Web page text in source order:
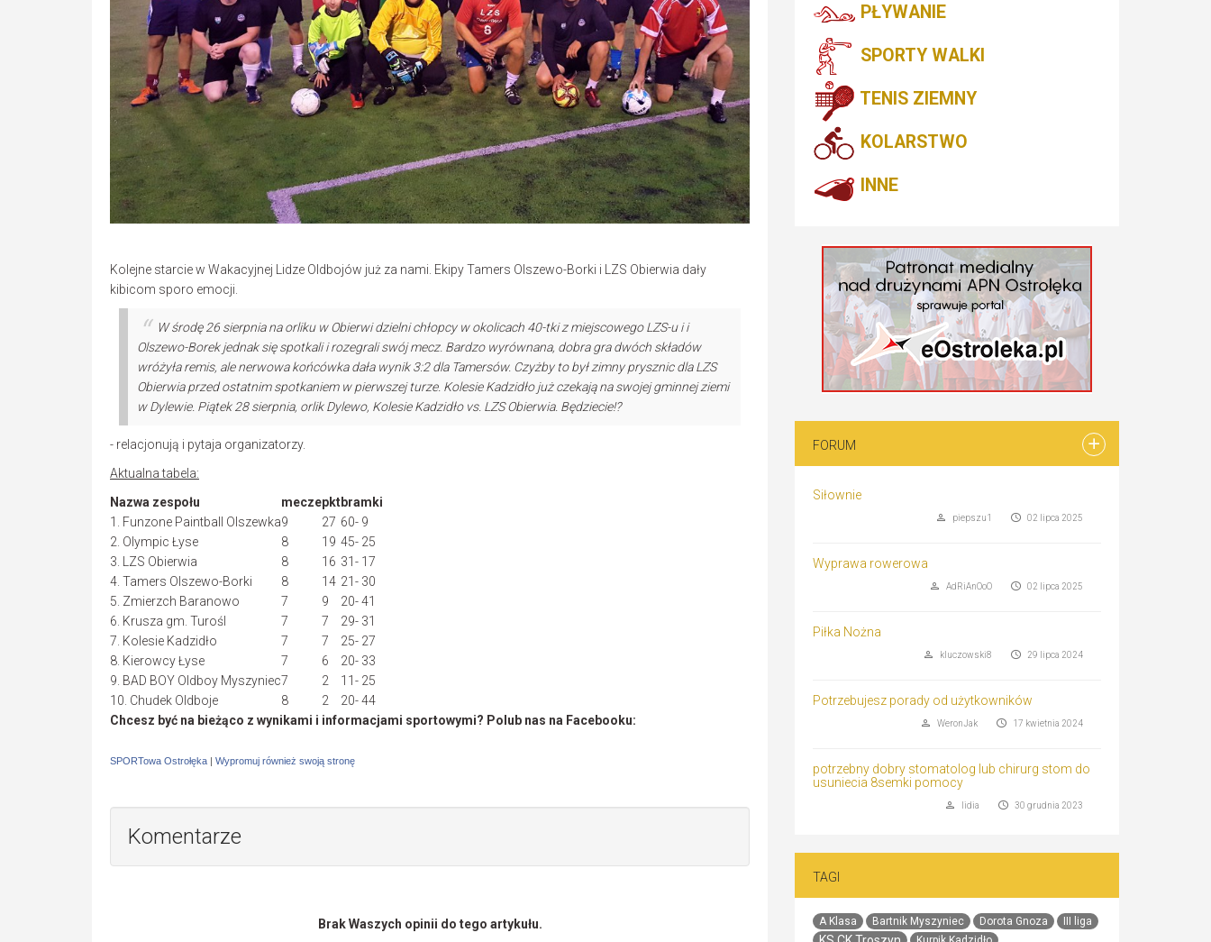
Kolejne starcie w Wakacyjnej Lidze Oldbojów już za nami. Ekipy Tamers Olszewo-Borki i LZS Obierwia dały
kibicom sporo emocji.
W środę 26 sierpnia na orliku w Obierwi dzielni chłopcy w okolicach 40-tki z miejscowego LZS-u i i
Olszewo-Borek jednak się spotkali i rozegrali swój mecz. Bardzo wyrównana, dobra gra dwóch składów
wróżyła remis, ale nerwowa końcówka dała wynik 3:2 dla Tamersów. Czyżby to był zimny prysznic dla LZS
Obierwia przed ostatnim spotkaniem w pierwszej turze. Kolesie Kadzidło już czekają na swojej gminnej ziemi
w Dylewie. Piątek 28 sierpnia, orlik Dylewo, Kolesie Kadzidło vs. LZS Obierwia. Będziecie!?
- relacjonują i pytaja organizatorzy.
Aktualna tabela:
Nazwa zespołu
meczepktbramki
1. Funzone Paintball Olszewka9 27 60- 9
2. Olympic Łyse
8 19 45- 25
3. LZS Obierwia
8 16 31- 17
4. Tamers Olszewo-Borki
8 14 21- 30
5. Zmierzch Baranowo
7 9
20- 41
6. Krusza gm. Turośl
7 7
29- 31
7. Kolesie Kadzidło
7 7
25- 27
8. Kierowcy Łyse
7 6
20- 33
9. BAD BOY Oldboy Myszyniec7 2
11- 25
10. Chudek Oldboje
8 2
20- 44
Chcesz być na bieżąco z wynikami i informacjami sportowymi? Polub nas na Facebooku:
SPORTowa Ostrołęka | Wypromuj również swoją stronę
Komentarze
Brak Waszych opinii do tego artykułu.
PŁYWANIE
SPORTY WALKI
TENIS ZIEMNY
KOLARSTWO
INNE
FORUM
Siłownie
02 lipca 2025
piepszu1
Wyprawa rowerowa
02 lipca 2025
AdRiAnOoO
Piłka Nożna
29 lipca 2024
kluczowski8
Potrzebujesz porady od użytkowników
17 kwietnia 2024
WeronJak
potrzebny dobry stomatolog lub chirurg stom do
usuniecia 8semki pomocy
30 grudnia 2023
lidia
TAGI
A Klasa Bartnik Myszyniec Dorota Gnoza III liga